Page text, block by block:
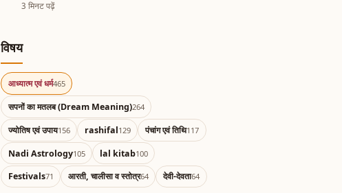
3 मिनट पढ़ें
विषय
आध्यात्म एवं धर्म465
सपनों का मतलब (Dream Meaning)264
ज्योतिष एवं उपाय156 rashifal129 पंचांग एवं तिथि117
Nadi Astrology105 lal kitab100
Festivals71 आरती, चालीसा व स्तोत्र64 देवी-देवता64